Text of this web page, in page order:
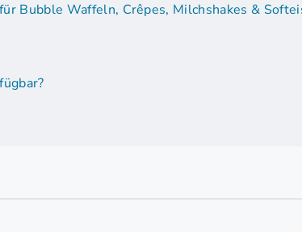
Bubble Waffeln, Crêpes, Milchshakes &